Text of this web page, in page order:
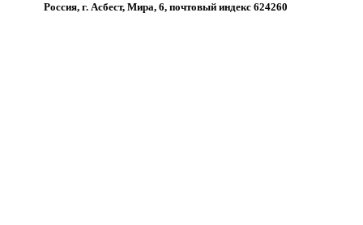
Россия, г. Асбест, Мира, 6, почтовый индекс 624260